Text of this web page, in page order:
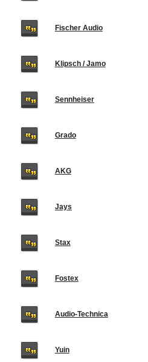
Fischer Audio
Klipsch / Jamo
Sennheiser
Grado
AKG
Jays
Stax
Fostex
Audio-Technica
Yuin